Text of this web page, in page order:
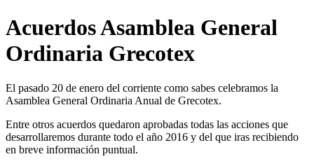
Acuerdos Asamblea General
Ordinaria Grecotex
El pasado 20 de enero del corriente como sabes celebramos la
Asamblea General Ordinaria Anual de Grecotex.
Entre otros acuerdos quedaron aprobadas todas las acciones que
desarrollaremos durante todo el año 2016 y del que iras recibiendo
en breve información puntual.